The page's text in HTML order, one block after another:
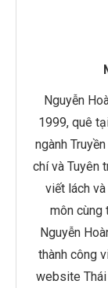
Nguyễn
1999, quê
ngành
chí và Tuyên
viết lách
môn cùng
Nguyễn
thành công
website